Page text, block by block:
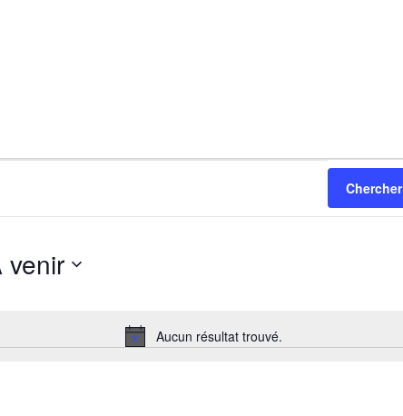
Notice
Aucun résultat trouvé.
Chercher
venir